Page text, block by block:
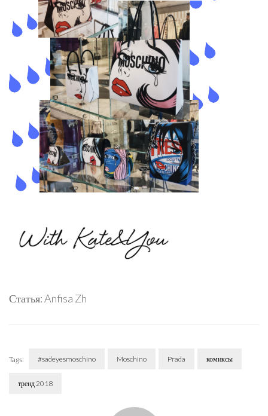
Статья: Anfisa Zh
Tags: #sadeyesmoschino Moschino Prada комиксы
тренд 2018